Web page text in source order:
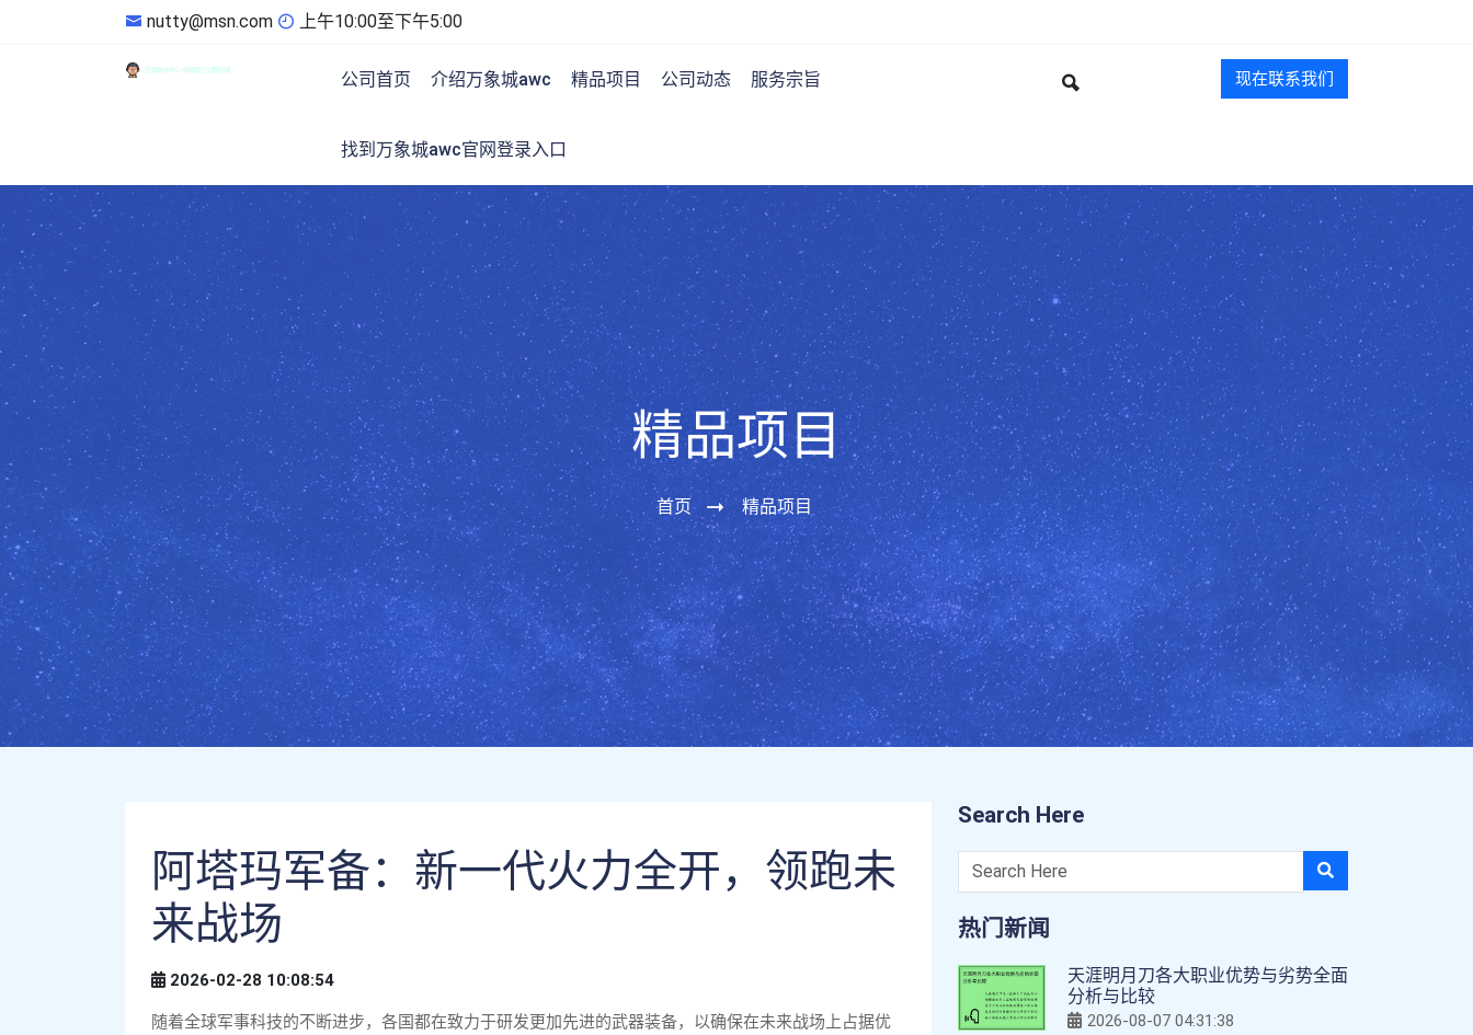
nutty@msn.com 上午10:00至下午5:00
公司首页 介绍万象城awc 精品项目 公司动态 服务宗旨
找到万象城awc官网登录入口
现在联系我们
精品项目
首页 精品项目
阿塔玛军备：新一代火力全开，领跑未
来战场
2026-02-28 10:08:54
随着全球军事科技的不断进步，各国都在致力于研发更加先进的武器装备，以确保在未来战场上占据优
Search Here
热门新闻
天涯明月刀各大职业优势与劣势全面
分析与比较
2026-08-07 04:31:38